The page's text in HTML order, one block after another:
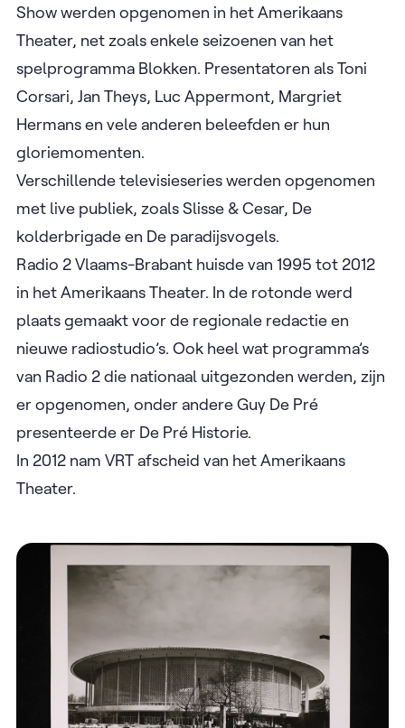
Show werden opgenomen in het Amerikaans
Theater, net zoals enkele seizoenen van het
spelprogramma Blokken. Presentatoren als Toni
Corsari, Jan Theys, Luc Appermont, Margriet
Hermans en vele anderen beleefden er hun
gloriemomenten.
Verschillende televisieseries werden opgenomen
met live publiek, zoals Slisse & Cesar, De
kolderbrigade en De paradijsvogels.
Radio 2 Vlaams-Brabant huisde van 1995 tot 2012
in het Amerikaans Theater. In de rotonde werd
plaats gemaakt voor de regionale redactie en
nieuwe radiostudio’s. Ook heel wat programma’s
van Radio 2 die nationaal uitgezonden werden, zijn
er opgenomen, onder andere Guy De Pré
presenteerde er De Pré Historie.
In 2012 nam VRT afscheid van het Amerikaans
Theater.